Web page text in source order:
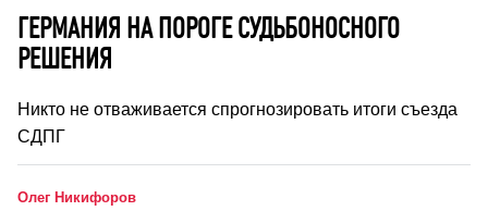
ГЕРМАНИЯ НА ПОРОГЕ СУДЬБОНОСНОГО
РЕШЕНИЯ
Никто не отваживается спрогнозировать итоги съезда
СДПГ
Олег Никифоров